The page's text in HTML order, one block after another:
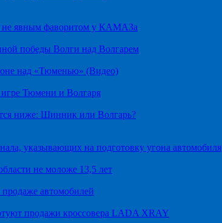
не явным фаворитом у КАМАЗа
победы Волги над Волгарем
над «Тюменью» (Видео)
Тюмени и Волгаря
ниже: Шинник или Волгарь?
указывающих на подготовку угона автомобиля
не моложе 13,5 лет
автомобилей
продажи кроссовера LADA XRAY